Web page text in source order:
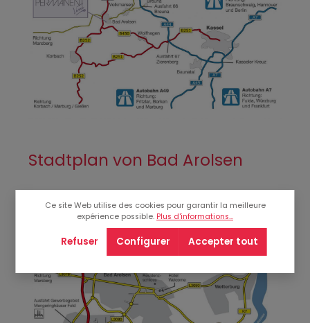
Stadtplan von Bad Arolsen
Ce site Web utilise des cookies pour garantir la meilleure
expérience possible. Plus d'informations...
Refuser Configurer Accepter tout